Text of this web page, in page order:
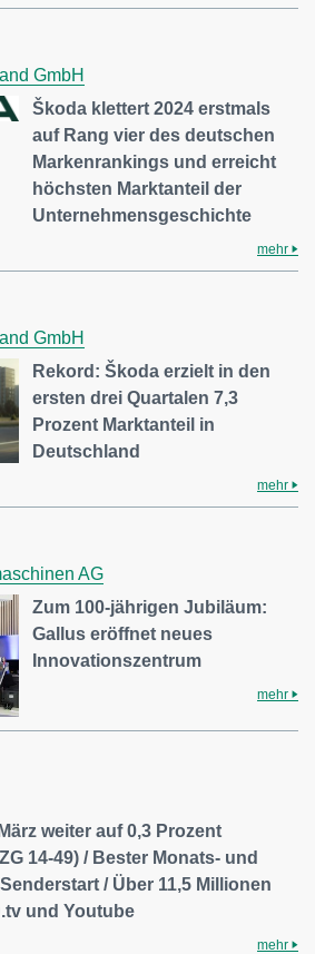
GmbH
Škoda klettert 2024 erstmals
auf Rang vier des deutschen
Markenrankings und erreicht
höchsten Marktanteil der
Unternehmensgeschichte
mehr
GmbH
Rekord: Škoda erzielt in den
ersten drei Quartalen 7,3
Prozent Marktanteil in
Deutschland
mehr
AG
Zum 100-jährigen Jubiläum:
Gallus eröffnet neues
Innovationszentrum
mehr
weiter auf 0,3 Prozent
14-49) / Bester Monats- und
/ Über 11,5 Millionen
und Youtube
mehr